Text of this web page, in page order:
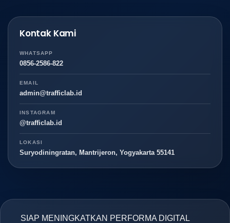
Kontak Kami
WHATSAPP
0856-2586-822
EMAIL
admin@trafficlab.id
INSTAGRAM
@trafficlab.id
LOKASI
Suryodiningratan, Mantrijeron, Yogyakarta 55141
SIAP MENINGKATKAN PERFORMA DIGITAL